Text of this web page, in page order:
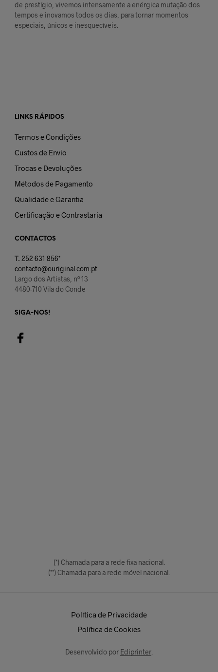
de prestígio, vivemos intensamente a enérgica mutação dos
tempos e inovamos todos os dias, para tornar momentos
especiais, únicos e inesquecíveis.
LINKS RÁPIDOS
Termos e Condições
Custos de Envio
Trocas e Devoluções
Métodos de Pagamento
Qualidade e Garantia
Certificação e Contrastaria
CONTACTOS
T. 252 631 856*
contacto@ouriginal.com.pt
Largo dos Artistas, nº 13
4480-710 Vila do Conde
SIGA-NOS!
(*) Chamada para a rede fixa nacional.
(**) Chamada para a rede móvel nacional.
Política de Privacidade
Política de Cookies
Desenvolvido por Ediprinter